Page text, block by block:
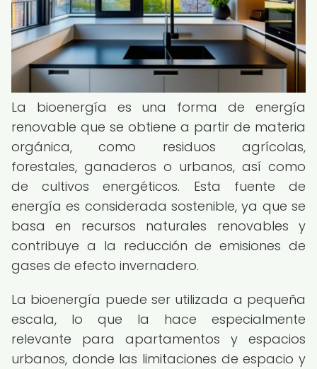
La bioenergía es una forma de energía
renovable que se obtiene a partir de materia
orgánica, como residuos agrícolas,
forestales, ganaderos o urbanos, así como
de cultivos energéticos. Esta fuente de
energía es considerada sostenible, ya que se
basa en recursos naturales renovables y
contribuye a la reducción de emisiones de
gases de efecto invernadero.
La bioenergía puede ser utilizada a pequeña
escala, lo que la hace especialmente
relevante para apartamentos y espacios
urbanos, donde las limitaciones de espacio y